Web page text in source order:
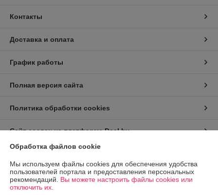
Контакты
Доставка и оплата
График работы
Полная версия сайта
Политика обработки cookies
Сайт создан на платформе Deal.by
Информация для покупателя
Индивидуальный предприниматель:ИП Заплетнюк Роман Петрович
г.Минск, ул.Пономаренко 32, кв.77
Обработка файлов cookie
Мы используем файлы cookies для обеспечения удобства
пользователей портала и предоставления персональных
рекомендаций. Вы можете настроить файлы cookies или
отключить их.